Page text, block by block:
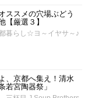
ススメの穴場ぶどう
厳選３】
暮らし☆ヨ～イヤサ～♪
、京都へ集え！清水
若宮陶器祭」